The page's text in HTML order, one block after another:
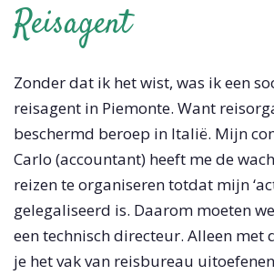
Reisagent
Zonder dat ik het wist, was ik een
reisagent in Piemonte. Want
beschermd beroep in Italië. Mijn
Carlo (accountant) heeft me de
reizen te organiseren totdat mijn
gelegaliseerd is. Daarom moeten
een technisch directeur. Alleen met
je het vak van reisbureau